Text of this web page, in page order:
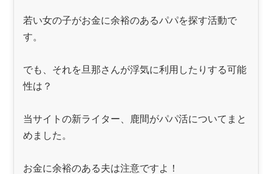
若い女の子がお金に余裕のあるパパを探す活動で
す。
でも、それを旦那さんが浮気に利用したりする可能
性は？
当サイトの新ライター、鹿間がパパ活についてまと
めました。
お金に余裕のある夫は注意ですよ！